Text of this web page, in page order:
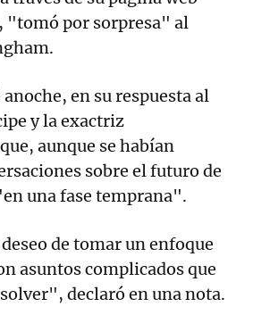
"tomó por sorpresa" al
en su respuesta al
y la exactriz
aunque se habían
sobre el futuro de
una fase temprana".
de tomar un enfoque
asuntos complicados que
declaró en una nota.